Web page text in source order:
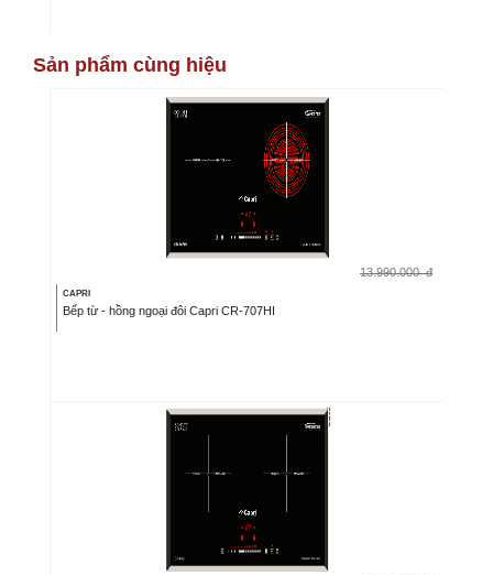
Sản phẩm cùng hiệu
13.990.000 đ
CAPRI
Bếp từ - hồng ngoại đôi Capri CR-707HI